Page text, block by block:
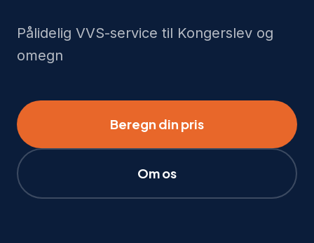
Pålidelig VVS-service til Kongerslev og
omegn
Beregn din pris
Om os